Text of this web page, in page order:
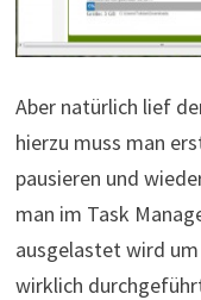
Aber natürlich lief
hierzu muss man
pausieren und
man im Task
ausgelastet wird
wirklich